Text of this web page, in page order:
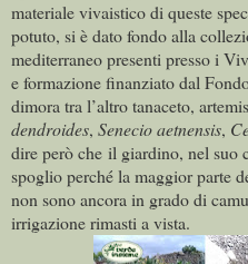
materiale vivaistico di queste
potuto, si è dato fondo alla
mediterraneo presenti presso i
e formazione finanziato dal
dimora tra l’altro tanaceto,
dendroides, Senecio aetnensis,
dire però che il giardino, nel suo
spoglio perché la maggior parte
non sono ancora in grado di
irrigazione rimasti a vista.